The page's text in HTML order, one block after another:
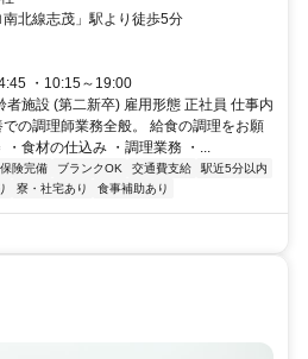
北線志茂」駅より徒歩5分
・10:15～19:00
施設 (第二新卒) 雇用形態 正社員 仕事内
の調理師業務全般。 給食の調理をお願
・食材の仕込み ・調理業務 ・...
険完備 ブランクOK 交通費支給
駅近5分以内
寮・社宅あり 食事補助あり